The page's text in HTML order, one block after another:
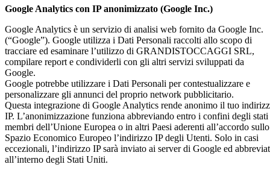
Google Analytics con IP anonimizzato (Google Inc.)
Google Analytics è un servizio di analisi web fornito da Google Inc.
(“Google”). Google utilizza i Dati Personali raccolti allo scopo di
tracciare ed esaminare l’utilizzo di GRANDISTOCCAGGI SRL,
compilare report e condividerli con gli altri servizi sviluppati da
Google.
Google potrebbe utilizzare i Dati Personali per contestualizzare e
personalizzare gli annunci del proprio network pubblicitario.
Questa integrazione di Google Analytics rende anonimo il tuo
IP. L’anonimizzazione funziona abbreviando entro i confini degli stati
membri dell’Unione Europea o in altri Paesi aderenti all’accordo sullo
Spazio Economico Europeo l’indirizzo IP degli Utenti. Solo in casi
eccezionali, l’indirizzo IP sarà inviato ai server di Google ed
all’interno degli Stati Uniti.